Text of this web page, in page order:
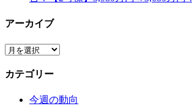
アーカイブ
ア
カ
カテゴリー
今週の動向